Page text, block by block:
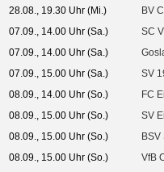
28.08., 19.30 Uhr (Mi.)
BV
07.09., 14.00 Uhr (Sa.)
SC
07.09., 14.00 Uhr (Sa.)
07.09., 15.00 Uhr (Sa.)
SV
08.09., 14.00 Uhr (So.)
FC
08.09., 15.00 Uhr (So.)
SV
08.09., 15.00 Uhr (So.)
08.09., 15.00 Uhr (So.)
VfB